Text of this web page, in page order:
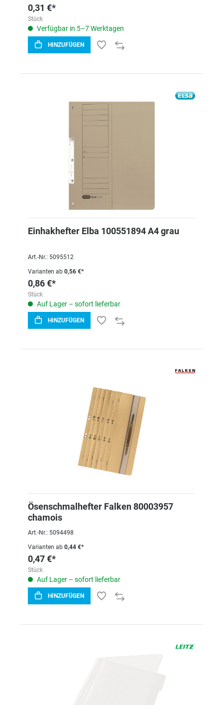
0,31 €*
Stück
Verfügbar in 5–7 Werktagen
HINZUFÜGEN
Einhakhefter Elba 100551894 A4 grau
Art.-Nr.: 5095512
Varianten ab 0,56 €*
0,86 €*
Stück
Auf Lager – sofort lieferbar
HINZUFÜGEN
Ösenschmalhefter Falken 80003957
chamois
Art.-Nr.: 5094498
Varianten ab 0,44 €*
0,47 €*
Stück
Auf Lager – sofort lieferbar
HINZUFÜGEN